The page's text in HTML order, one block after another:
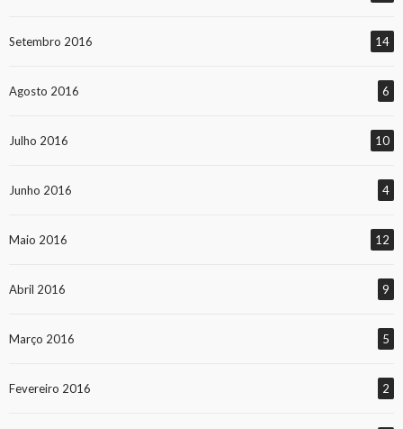
Setembro 2016 14
Agosto 2016 6
Julho 2016 10
Junho 2016 4
Maio 2016 12
Abril 2016 9
Março 2016 5
Fevereiro 2016 2